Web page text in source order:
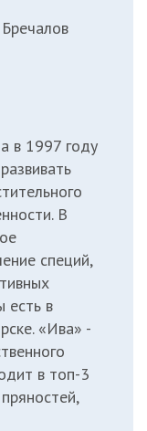
в 1997 году
В
специй,
есть в
«Ива» -
в топ-3